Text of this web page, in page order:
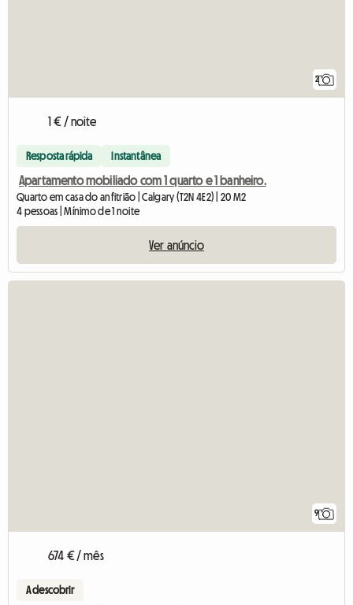
2
1 € / noite
Resposta rápida Instantânea
Apartamento mobiliado com 1 quarto e 1 banheiro.
Quarto em casa do anfitrião | Calgary (T2N 4E2) | 20 M2
4 pessoas | Mínimo de 1 noite
Ver anúncio
9
674 € / mês
A descobrir